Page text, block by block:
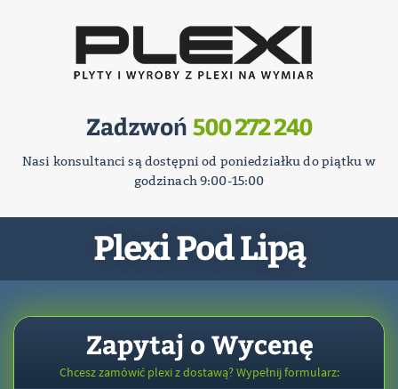
Zadzwoń 500 272 240
Nasi konsultanci są dostępni od poniedziałku do piątku w
godzinach 9:00-15:00
Plexi Pod Lipą
Zapytaj o Wycenę
Chcesz zamówić plexi z dostawą? Wypełnij formularz: